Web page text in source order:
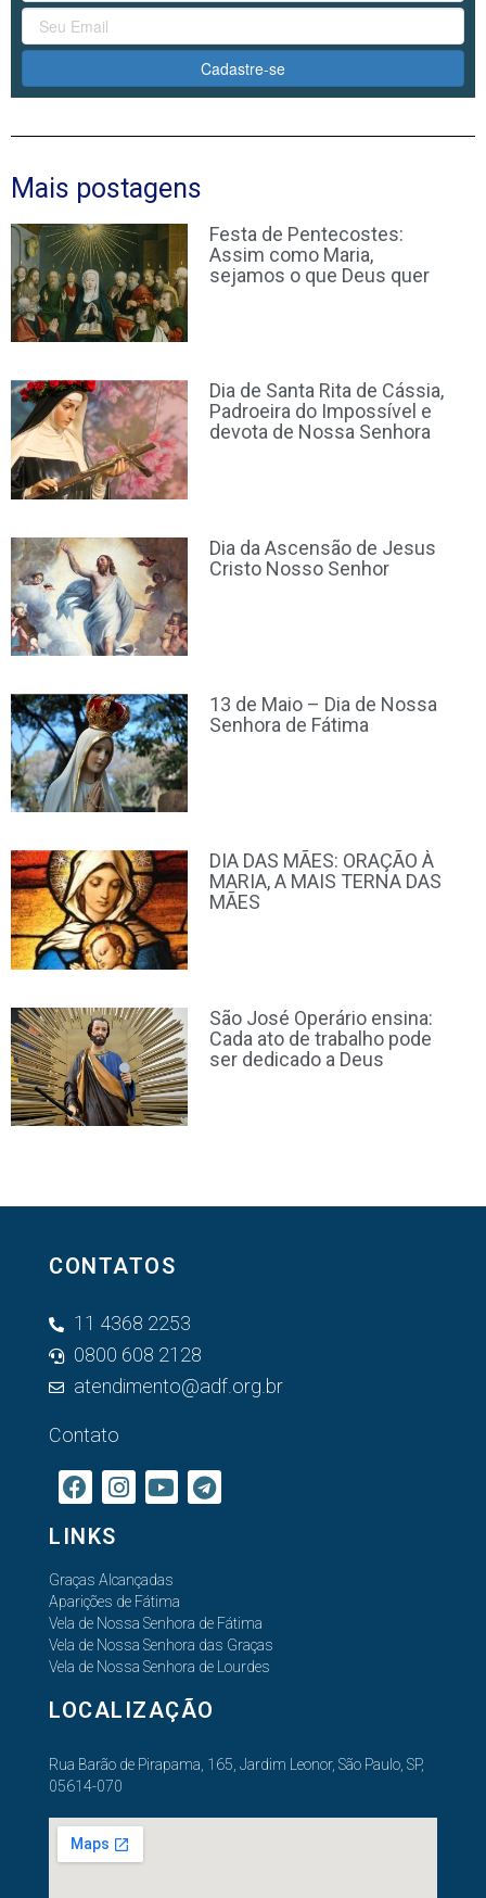
Cadastre-se
Mais postagens
Festa de Pentecostes:
Assim como Maria,
sejamos o que Deus quer
Dia de Santa Rita de Cássia,
Padroeira do Impossível e
devota de Nossa Senhora
Dia da Ascensão de Jesus
Cristo Nosso Senhor
13 de Maio – Dia de Nossa
Senhora de Fátima
DIA DAS MÃES: ORAÇÃO À
MARIA, A MAIS TERNA DAS
MÃES
São José Operário ensina:
Cada ato de trabalho pode
ser dedicado a Deus
CONTATOS
11 4368 2253
0800 608 2128
atendimento@adf.org.br
Contato
LINKS
Graças Alcançadas
Aparições de Fátima
Vela de Nossa Senhora de Fátima
Vela de Nossa Senhora das Graças
Vela de Nossa Senhora de Lourdes
LOCALIZAÇÃO
Rua Barão de Pirapama, 165, Jardim Leonor, São Paulo, SP,
05614-070